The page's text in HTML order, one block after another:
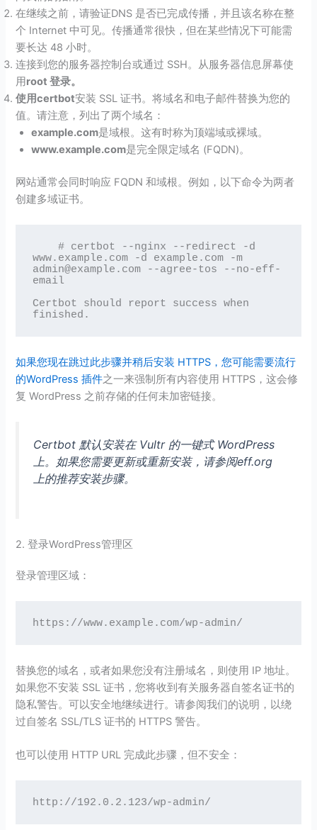
在继续之前，请验证DNS 是否已完成传播，并且该名称在整
个 Internet 中可见。传播通常很快，但在某些情况下可能需
要长达 48 小时。
连接到您的服务器控制台或通过 SSH。从服务器信息屏幕使
用root 登录。
使用certbot安装 SSL 证书。将域名和电子邮件替换为您的
值。请注意，列出了两个域名：
example.com是域根。这有时称为顶端域或裸域。
www.example.com是完全限定域名 (FQDN)。
网站通常会同时响应 FQDN 和域根。例如，以下命令为两者
创建多域证书。
www.example.com -d example.com -m
admin@example.com --agree-tos --no-eff-
email
Certbot should report success when
finished.
如果您现在跳过此步骤并稍后安装 HTTPS，您可能需要流行
的WordPress 插件之一来强制所有内容使用 HTTPS，这会修
复 WordPress 之前存储的任何未加密链接。
Certbot 默认安装在 Vultr 的一键式 WordPress
上。如果您需要更新或重新安装，请参阅eff.org
上的推荐安装步骤。
2. 登录WordPress管理区
登录管理区域：
https://www.example.com/wp-admin/
替换您的域名，或者如果您没有注册域名，则使用 IP 地址。
如果您不安装 SSL 证书，您将收到有关服务器自签名证书的
隐私警告。可以安全地继续进行。请参阅我们的说明，以绕
过自签名 SSL/TLS 证书的 HTTPS 警告。
也可以使用 HTTP URL 完成此步骤，但不安全：
http://192.0.2.123/wp-admin/